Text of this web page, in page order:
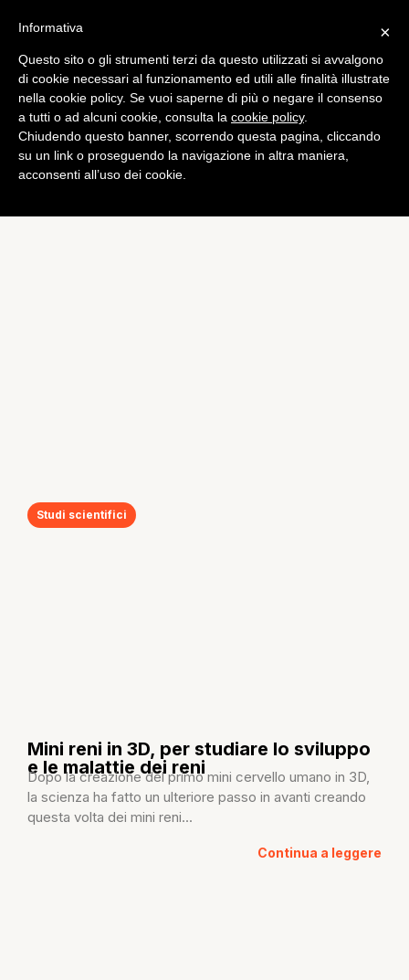
Studi scientifici
Mini reni in 3D, per studiare lo sviluppo
e le malattie dei reni
Dopo la creazione del primo mini cervello umano in 3D,
la scienza ha fatto un ulteriore passo in avanti creando
questa volta dei mini reni...
Continua a leggere
×
Informativa
Questo sito o gli strumenti terzi da questo utilizzati si avvalgono
di cookie necessari al funzionamento ed utili alle finalità illustrate
nella cookie policy. Se vuoi saperne di più o negare il consenso
a tutti o ad alcuni cookie, consulta la cookie policy.
Chiudendo questo banner, scorrendo questa pagina, cliccando
su un link o proseguendo la navigazione in altra maniera,
acconsenti all’uso dei cookie.